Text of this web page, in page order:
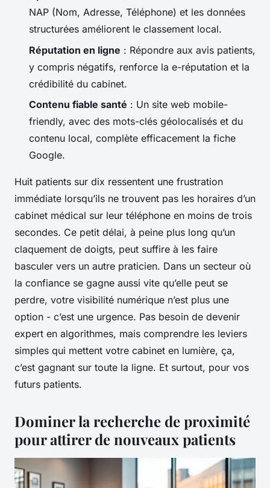
NAP (Nom, Adresse, Téléphone) et les données
structurées améliorent le classement local.
Réputation en ligne : Répondre aux avis patients,
y compris négatifs, renforce la e-réputation et la
crédibilité du cabinet.
Contenu fiable santé : Un site web mobile-
friendly, avec des mots-clés géolocalisés et du
contenu local, complète efficacement la fiche
Google.
Huit patients sur dix ressentent une frustration
immédiate lorsqu’ils ne trouvent pas les horaires d’un
cabinet médical sur leur téléphone en moins de trois
secondes. Ce petit délai, à peine plus long qu’un
claquement de doigts, peut suffire à les faire
basculer vers un autre praticien. Dans un secteur où
la confiance se gagne aussi vite qu’elle peut se
perdre, votre visibilité numérique n’est plus une
option - c’est une urgence. Pas besoin de devenir
expert en algorithmes, mais comprendre les leviers
simples qui mettent votre cabinet en lumière, ça,
c’est gagnant sur toute la ligne. Et surtout, pour vos
futurs patients.
Dominer la recherche de proximité
pour attirer de nouveaux patients